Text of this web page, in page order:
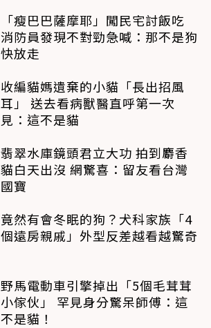
「瘦巴巴薩摩耶」闖民宅討飯吃
消防員發現不對勁急喊：那不是狗
快放走
收編貓媽遺棄的小貓「長出招風
耳」 送去看病獸醫直呼第一次
見：這不是貓
翡翠水庫鏡頭君立大功 拍到麝香
貓白天出沒 網驚喜：留友看台灣
國寶
竟然有會冬眠的狗？犬科家族「4
個遠房親戚」外型反差越看越驚奇
野馬電動車引擎掉出「5個毛茸茸
小傢伙」 罕見身分驚呆師傅：這
不是貓！